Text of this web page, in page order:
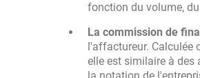
fonction du volume,
La commission de
l'affactureur. Calculée
elle est similaire à des